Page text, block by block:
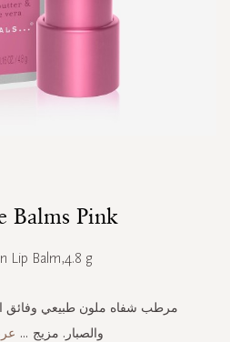
Balms Pink
Lip Balm,4.8 g
مرطب شفاه ملون طبيعي وفائق
والصبار. مزيج ...